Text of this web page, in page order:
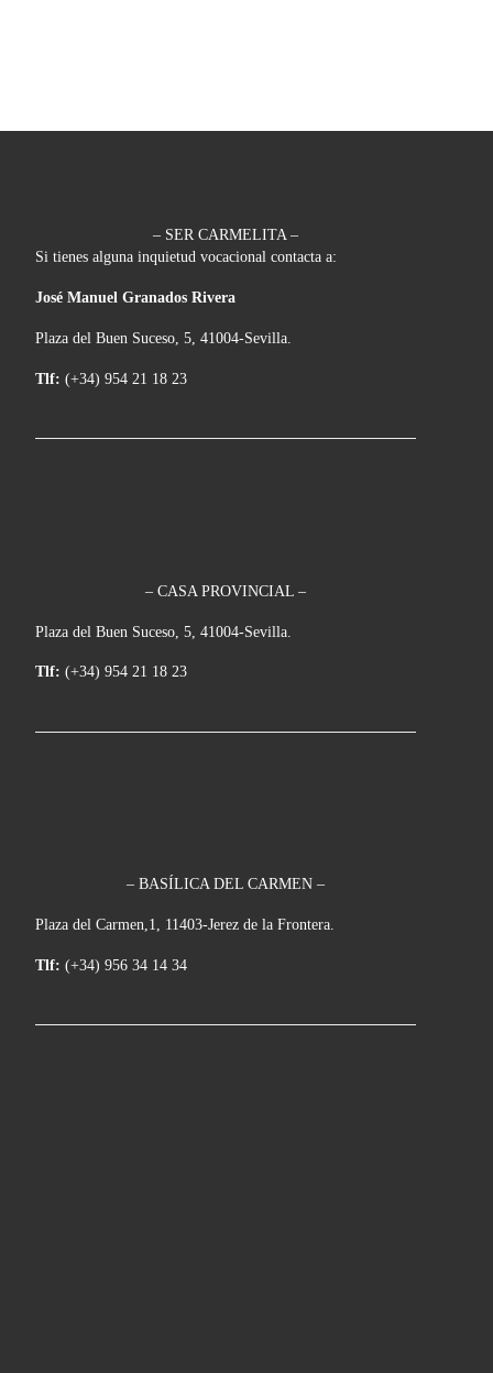
– SER CARMELITA –
Si tienes alguna inquietud vocacional contacta a:
José Manuel Granados Rivera
Plaza del Buen Suceso, 5, 41004-Sevilla.
Tlf: (+34) 954 21 18 23
– CASA PROVINCIAL –
Plaza del Buen Suceso, 5, 41004-Sevilla.
Tlf: (+34) 954 21 18 23
– BASÍLICA DEL CARMEN –
Plaza del Carmen,1, 11403-Jerez de la Frontera.
Tlf: (+34) 956 34 14 34